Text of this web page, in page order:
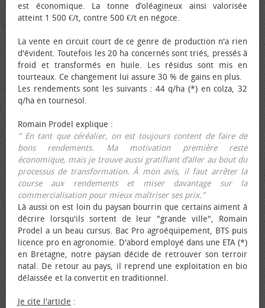
est économique. La tonne d’oléagineux ainsi valorisée
atteint 1 500 €/t, contre 500 €/t en négoce.
La vente en circuit court de ce genre de production n'a rien
d'évident. Toutefois les 20 ha concernés sont triés, pressés à
froid et transformés en huile. Les résidus sont mis en
tourteaux. Ce changement lui assure 30 % de gains en plus.
Les rendements sont les suivants : 44 q/ha (*) en colza, 32
q/ha en tournesol.
Romain Prodel explique :
" En tant que céréalier, on est toujours content de faire de
bons rendements. Ma motivation première reste
économique, mais je trouve aussi gratifiant d’aller au bout du
processus de transformation. À mon avis, il faut arrêter la
course aux rendements et miser davantage sur la
commercialisation pour mieux maîtriser ses prix."
Là aussi on est loin du paysan bourrin que certains aiment à
décrire lorsqu'ils sortent de leur "grande ville", Romain
Prodel a un beau cursus. Bac Pro agroéquipement, BTS puis
licence pro en agronomie. D'abord employé dans une ETA (*)
en Bretagne, notre paysan décide de retrouver son terroir
natal. De retour au pays, il reprend une exploitation en bio
délaissée et la convertit en traditionnel.
Je cite l'article :